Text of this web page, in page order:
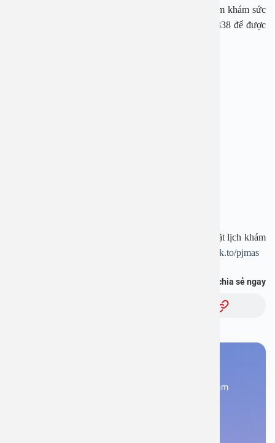
Để biết thêm các thông tin về dịch vụ và các gói thăm khám sức
khoẻ, vui lòng liên hệ hotline 0965983773 – 1900 2838 để được
Tải APP Bệnh viện An Việt để “Tra cứu kết quả – Đặt lịch khám
https://onelink.to/pjmas
Bạn thấy thông tin này hữu ích, chia sẻ ngay
Đăng kí ngay để được các chuyên gia tư vấn và khám